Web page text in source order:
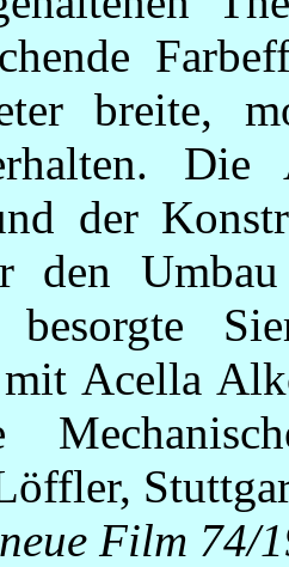
breite,
Die
der
den
besorgte
Acella
Film 74/